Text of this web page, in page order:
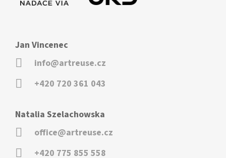
Jan Vincenec
info@artreuse.cz
+420 720 361 043
Natalia Szelachowska
office@artreuse.cz
+420 775 855 558